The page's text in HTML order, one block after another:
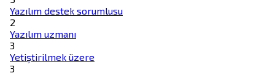
Yazılım destek sorumlusu
2
Yazılım uzmanı
3
Yetiştirilmek üzere
3